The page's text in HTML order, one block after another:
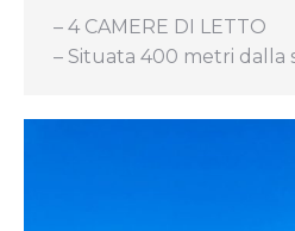
– 4 CAMERE DI LETTO
– Situata 400 metri dalla